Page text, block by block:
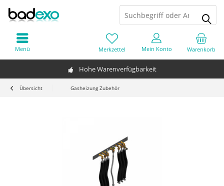
Hohe Warenverfügbarkeit
Warenkorb
Merkzettel Mein Konto
Menü
Übersicht Gasheizung Zubehör